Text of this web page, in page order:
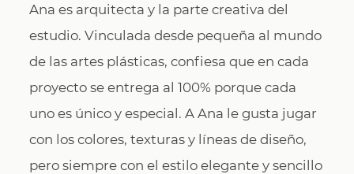
Ana es arquitecta y la parte creativa del
estudio. Vinculada desde pequeña al mundo
de las artes plásticas, confiesa que en cada
proyecto se entrega al 100% porque cada
uno es único y especial. A Ana le gusta jugar
con los colores, texturas y líneas de diseño,
pero siempre con el estilo elegante y sencillo